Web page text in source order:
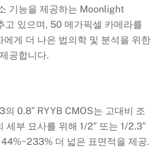
기능을 제공하는 Moonlight
있으며, 50 메가픽셀 카메라를
에게 더 나은 법의학 및 분석을 위한
공합니다.
0.8″ RYYB CMOS는 고대비 조
세부 묘사를 위해 1/2″ 또는 1/2.3″
더 넓은 표면적을 제공.